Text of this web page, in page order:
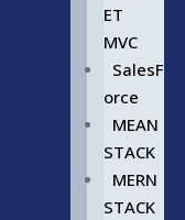
ET
MVC
SalesF
orce
MEAN
STACK
MERN
STACK